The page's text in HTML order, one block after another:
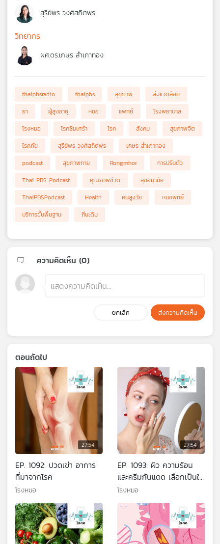
สุรีย์พร วงศ์สถิตพร
วิทยากร
ผศ.ดร.เกษร สำเภาทอง
thaipbsradio thaipbs สุขภาพ
สิ่งแวดล้อม
ยา
ผู้สูงอายุ หมอ แพทย์
โรงพยาบาล
โรงหมอ
โรคซึมเศร้า โรค สังคม
สุขภาพจิต
โรคภัย
สุรีย์พร วงศ์สถิตพร
เกษร สำเภาทอง
podcast
สุขภาพกาย Rongmhor
การปรับตัว
Thai PBS Podcast
คุณภาพชีวิต
สุขอนามัย
ThaiPBSPodcast
Health คนสูงวัย
หมอพทย์
บริการขั้นพื้นฐาน
ถิ่นเดิม
ความคิดเห็น (0)
ยกเลิก ส่งความคิดเห็น
ตอนถัดไป
27:54
EP. 1092: ปวดเข่า อาการ
ที่มาจากโรค
โรงหมอ
27:54
EP. 1093: ผิว ความร้อน
และครีมกันแดด เลือกเป็นใช้
ถูกดูแลผิวในหน้าร้อน
โรงหมอ